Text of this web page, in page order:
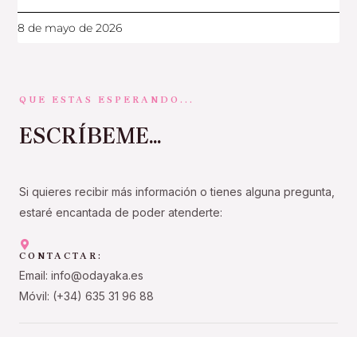
8 de mayo de 2026
QUE ESTAS ESPERANDO...
ESCRÍBEME...
Si quieres recibir más información o tienes alguna pregunta,
estaré encantada de poder atenderte:
CONTACTAR:
Email: info@odayaka.es
Móvil: (+34) 635 31 96 88